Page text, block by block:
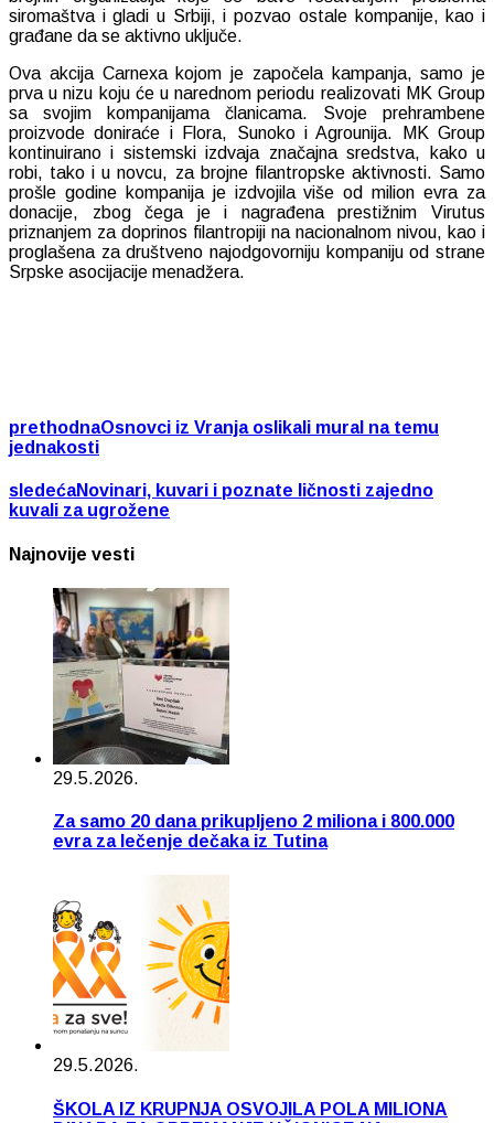
siromaštva i gladi u Srbiji, i pozvao ostale kompanije, kao i
građane da se aktivno uključe.
Ova akcija Carnexa kojom je započela kampanja, samo je
prva u nizu koju će u narednom periodu realizovati MK Group
sa svojim kompanijama članicama. Svoje prehrambene
proizvode doniraće i Flora, Sunoko i Agrounija. MK Group
kontinuirano i sistemski izdvaja značajna sredstva, kako u
robi, tako i u novcu, za brojne filantropske aktivnosti. Samo
prošle godine kompanija je izdvojila više od milion evra za
donacije, zbog čega je i nagrađena prestižnim Virutus
priznanjem za doprinos filantropiji na nacionalnom nivou, kao i
proglašena za društveno najodgovorniju kompaniju od strane
Srpske asocijacije menadžera.
prethodnaOsnovci iz Vranja oslikali mural na temu
jednakosti
sledećaNovinari, kuvari i poznate ličnosti zajedno
kuvali za ugrožene
Najnovije vesti
29.5.2026.
Za samo 20 dana prikupljeno 2 miliona i 800.000
evra za lečenje dečaka iz Tutina
29.5.2026.
ŠKOLA IZ KRUPNJA OSVOJILA POLA MILIONA